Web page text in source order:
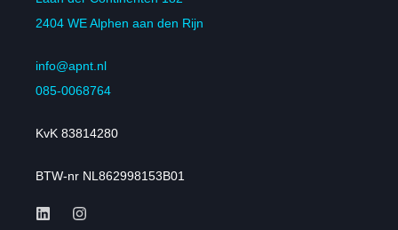
2404 WE Alphen aan den Rijn
info@apnt.nl
085-0068764
KvK 83814280
BTW-nr NL862998153B01